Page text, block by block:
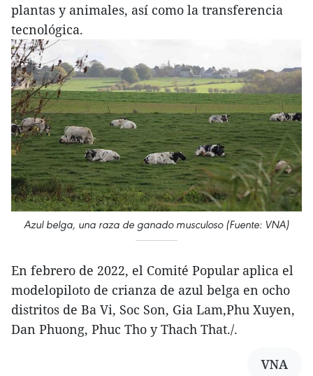
plantas y animales, así como la transferencia
tecnológica.
Azul belga, una raza de ganado musculoso (Fuente: VNA)
En febrero de 2022, el Comité Popular aplica el
modelopiloto de crianza de azul belga en ocho
distritos de Ba Vi, Soc Son, Gia Lam,Phu Xuyen,
Dan Phuong, Phuc Tho y Thach That./.
VNA